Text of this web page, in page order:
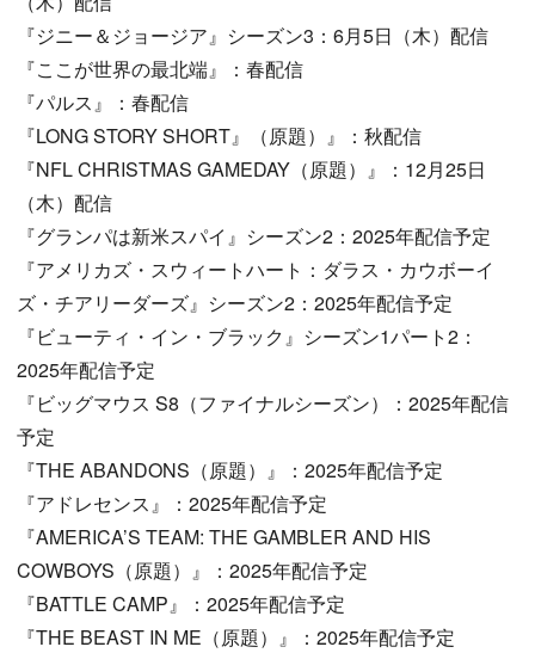
『ジニー＆ジョージア』シーズン3：6月5日（木）配信
『ここが世界の最北端』：春配信
『パルス』：春配信
『LONG STORY SHORT』（原題）』：秋配信
『NFL CHRISTMAS GAMEDAY（原題）』：12月25日
（木）配信
『グランパは新米スパイ』シーズン2：2025年配信予定
『アメリカズ・スウィートハート：ダラス・カウボーイ
ズ・チアリーダーズ』シーズン2：2025年配信予定
『ビューティ・イン・ブラック』シーズン1パート2：
2025年配信予定
『ビッグマウス S8（ファイナルシーズン）：2025年配信
予定
『THE ABANDONS（原題）』：2025年配信予定
『アドレセンス』：2025年配信予定
『AMERICA’S TEAM: THE GAMBLER AND HIS
COWBOYS（原題）』：2025年配信予定
『BATTLE CAMP』：2025年配信予定
『THE BEAST IN ME（原題）』：2025年配信予定